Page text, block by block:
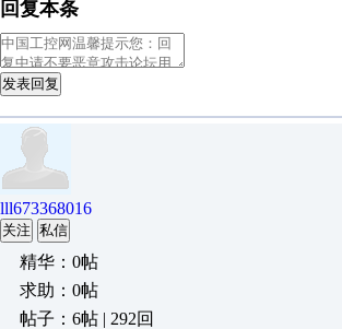
回复本条
发表回复
lll673368016
关注 私信
精华：0帖
求助：0帖
帖子：6帖 | 292回